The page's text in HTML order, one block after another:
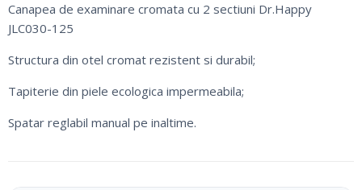
Canapea de examinare cromata cu 2 sectiuni Dr.Happy
JLC030-125
Structura din otel cromat rezistent si durabil;
Tapiterie din piele ecologica impermeabila;
Spatar reglabil manual pe inaltime.